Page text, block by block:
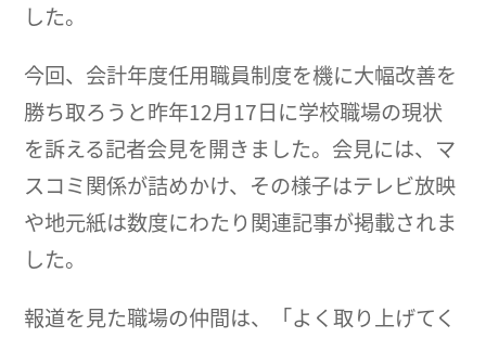
した。
今回、会計年度任用職員制度を機に大幅改善を
勝ち取ろうと昨年12月17日に学校職場の現状
を訴える記者会見を開きました。会見には、マ
スコミ関係が詰めかけ、その様子はテレビ放映
や地元紙は数度にわたり関連記事が掲載されま
した。
報道を見た職場の仲間は、「よく取り上げてく